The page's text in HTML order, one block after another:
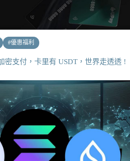
#優惠福利
密支付，卡里有 USDT，世界走透透 !